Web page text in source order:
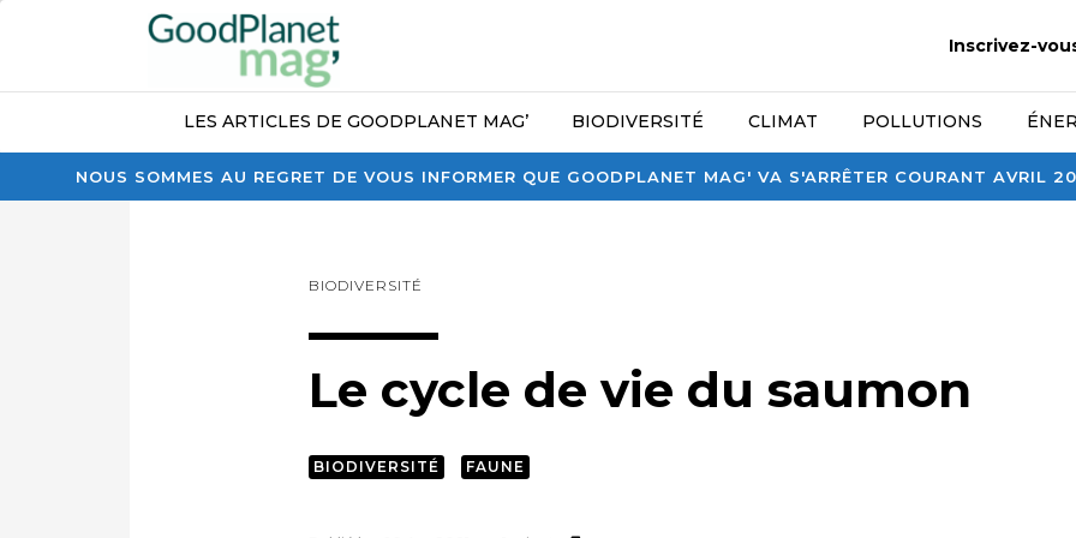
NOUS SOMMES AU REGRET DE VOUS INFORMER QUE GOODPLANET MAG' VA S'ARRÊTER COURANT AVRIL
Inscrivez-
LES ARTICLES DE GOODPLANET MAG’ BIODIVERSITÉ CLIMAT POLLUTIONS
BIODIVERSITÉ
Le cycle de vie du saumon
BIODIVERSITÉ FAUNE